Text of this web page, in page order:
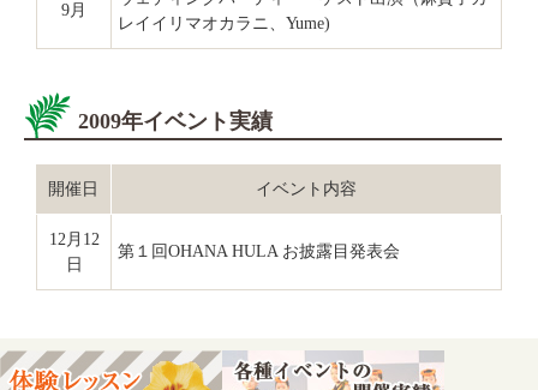
9月
レイイリマオカラニ、Yume)
2009年イベント実績
開催日 イベント内容
12月12
日
第１回OHANA HULA お披露目発表会